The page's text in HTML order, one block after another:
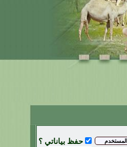
حفظ بياناتي ؟